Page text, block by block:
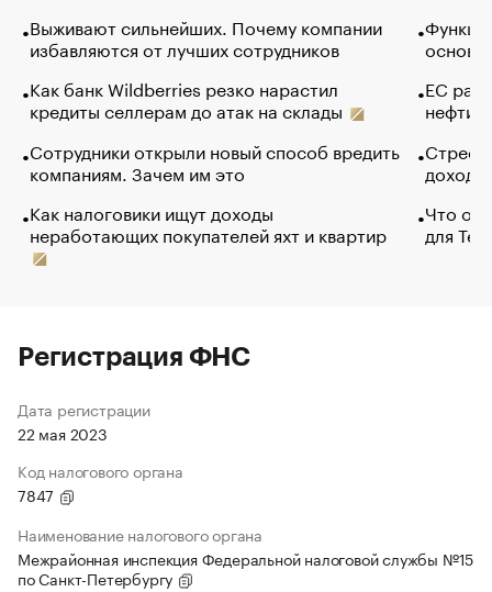
Выживают сильнейших. Почему компании
избавляются от лучших сотрудников
Как банк Wildberries резко нарастил
кредиты селлерам до атак на склады
Сотрудники открыли новый способ вредить
компаниям. Зачем им это
Как налоговики ищут доходы
неработающих покупателей яхт и квартир
основ
ЕС
нефти
Что
для
Регистрация ФНС
Дата регистрации
22 мая 2023
Код налогового органа
7847
Наименование налогового органа
Межрайонная инспекция Федеральной налоговой службы №15
по Санкт-Петербургу